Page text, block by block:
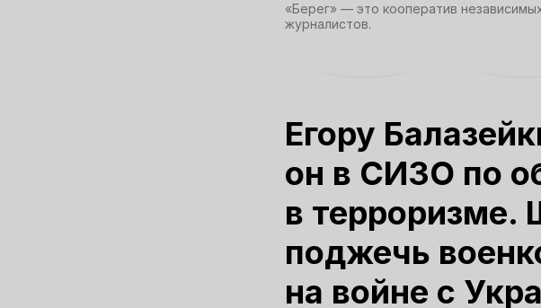
«Берег» — это кооператив
журналистов.
Егору
он в СИЗО по
в терроризме.
поджечь
на войне с